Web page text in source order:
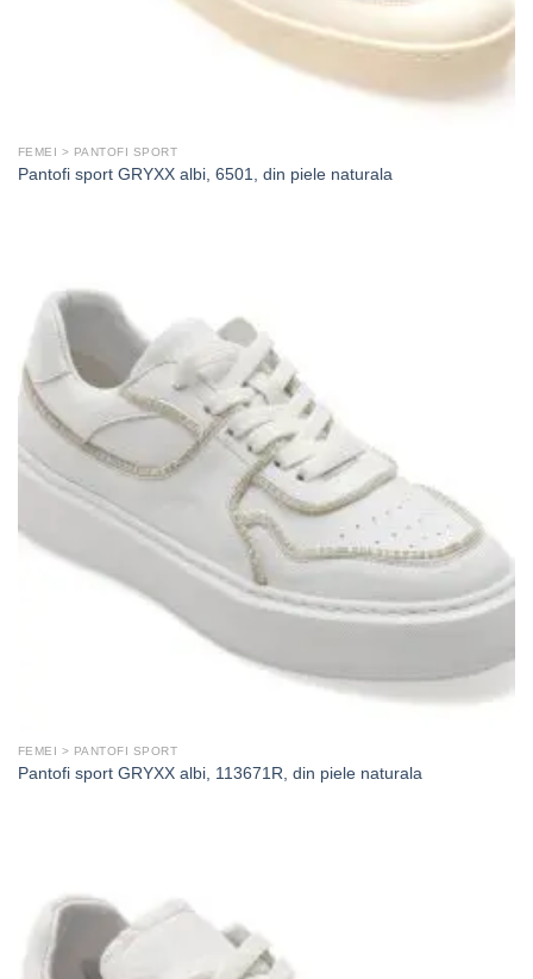
FEMEI > PANTOFI SPORT
Pantofi sport GRYXX albi, 6501, din piele naturala
FEMEI > PANTOFI SPORT
Pantofi sport GRYXX albi, 113671R, din piele naturala